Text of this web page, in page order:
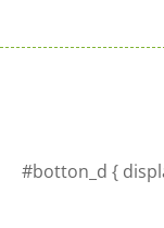
#botton_d {